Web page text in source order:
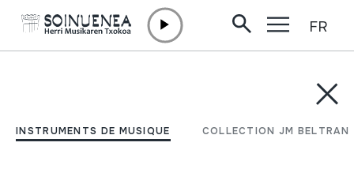
INSTRUMENTS DE MUSIQUE COLLECTION JM BELTRAN
FR
COLLECTION JM BELTRAN
Filtrer